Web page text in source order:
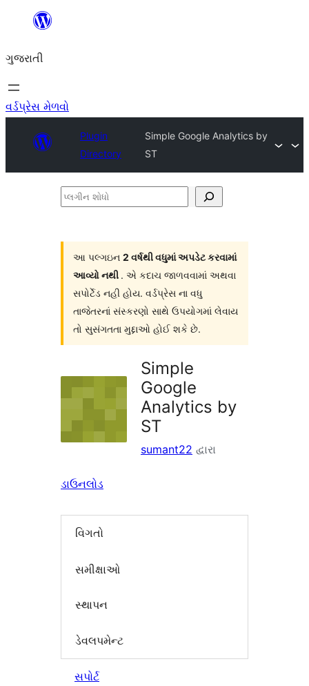
કંટેન્ટ(લખાણ)
જાઓ
ગુજરાતી
વર્ડપ્રેસ મેળવો
Plugin
Directory
Simple Google Analytics by
ST
પ્લગીન
આ પલ્ગઇન 2 વર્ષથી વધુમાં અપડેટ કરવામાં
આવ્યો નથી . એ કદાચ જાળવવામાં અથવા
સપોર્ટેડ નહી હોય. વર્ડપ્રેસ ના વધુ
તાજેતરનાં સંસ્કરણો સાથે ઉપયોગમાં લેવાય
તો સુસંગતતા મુદ્દાઓ હોઈ શકે છે.
Simple
Google
Analytics by
ST
sumant22 દ્વારા
ડાઉનલોડ
વિગતો
સમીક્ષાઓ
સ્થાપન
ડેવલપમેન્ટ
સપોર્ટ